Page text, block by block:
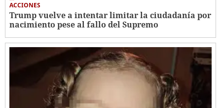
ACCIONES
Trump vuelve a intentar limitar la ciudadanía por
nacimiento pese al fallo del Supremo